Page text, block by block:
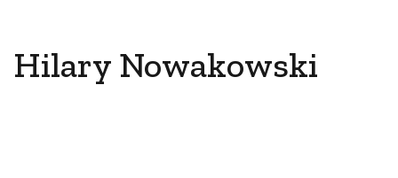
Hilary Nowakowski